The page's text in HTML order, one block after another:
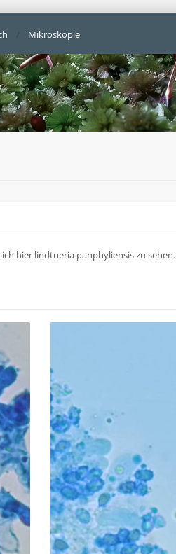
Mikroskopie
hier lindtneria panphyliensis zu sehen.